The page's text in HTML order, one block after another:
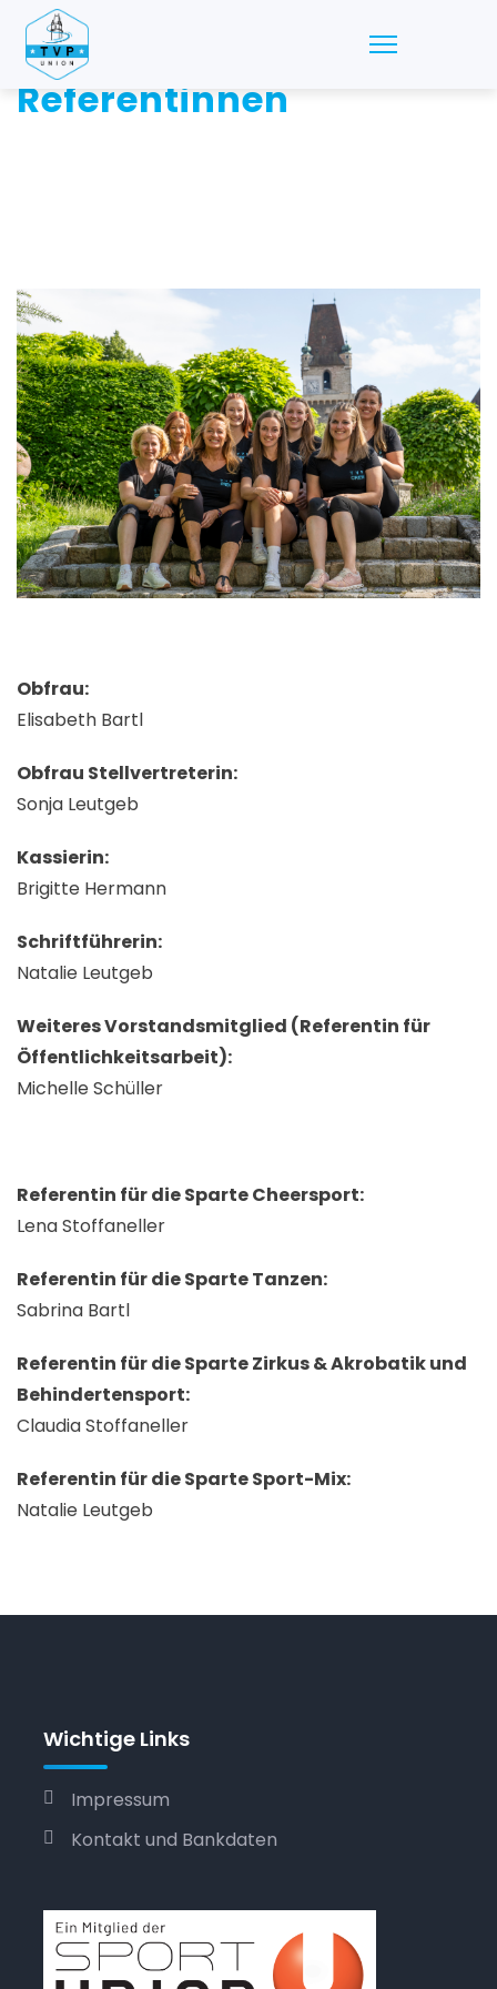
Vorstand &
Referentinnen
Obfrau:
Elisabeth Bartl
Obfrau Stellvertreterin:
Sonja Leutgeb
Kassierin:
Brigitte Hermann
Schriftführerin:
Natalie Leutgeb
Weiteres Vorstandsmitglied (Referentin für
Öffentlichkeitsarbeit):
Michelle Schüller
Referentin für die Sparte Cheersport:
Lena Stoffaneller
Referentin für die Sparte Tanzen:
Sabrina Bartl
Referentin für die Sparte Zirkus & Akrobatik und
Behindertensport:
Claudia Stoffaneller
Referentin für die Sparte Sport-Mix:
Natalie Leutgeb
Wichtige Links
Impressum
Kontakt und Bankdaten